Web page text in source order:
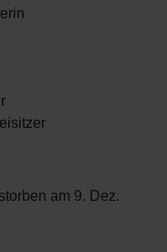
am 9. Dez.